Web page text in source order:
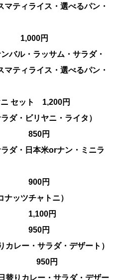
マティライス・選べるパン・
円
バル・ラッサム・サラダ・
マティライス・選べるパン・
セット 1,200円
ダ・ビリヤニ・ライタ）
850円
ダ・日本米orナン・ミニラ
900円
ナッツチャトニ）
1,100円
950円
カレー・サラダ・デザート）
ト 950円
替りカレー・サラダ・デザー